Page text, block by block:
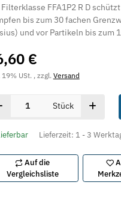
Filterklasse FFA1P2 R D
bis zum 30 fachen
und vor Partikeln bis zum
€
19% USt. , zzgl.Versand
Stück
Lieferzeit: 1 - 3
Auf die
Vergleichsliste